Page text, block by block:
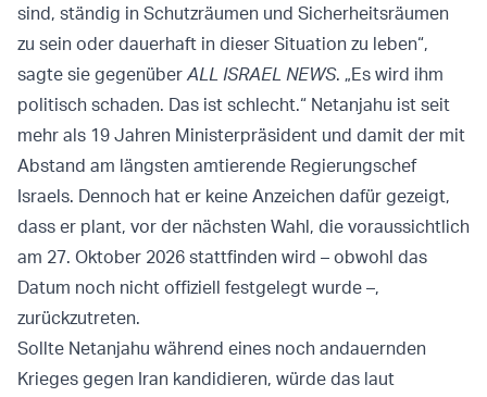
sind, ständig in Schutzräumen und Sicherheitsräumen
zu sein oder dauerhaft in dieser Situation zu leben“,
sagte sie gegenüberALL ISRAEL NEWS. „Es wird ihm
politisch schaden. Das ist schlecht.“ Netanjahu ist seit
mehr als 19 Jahren Ministerpräsident und damit der mit
Abstand am längsten amtierende Regierungschef
Israels. Dennoch hat er keine Anzeichen dafür gezeigt,
dass er plant, vor der nächsten Wahl, die voraussichtlich
am 27. Oktober 2026 stattfinden wird – obwohl das
Datum noch nicht offiziell festgelegt wurde –,
zurückzutreten.
Sollte Netanjahu während eines noch andauernden
Krieges gegen Iran kandidieren, würde das laut